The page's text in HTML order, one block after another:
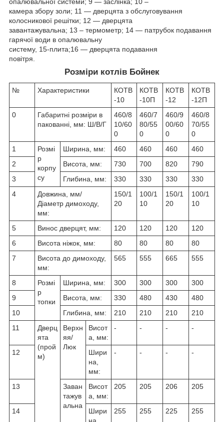
камера збору золи; 11 — дверцята з обслуговування
колосникової решітки; 12 — дверцята
завантажувальна; 13 – термометр; 14 — патрубок подавання
гарячої води в опалювальну
систему, 15-плита;16 — дверцята подавання
повітря.
Розміри котлів Бойнек
№ Характеристики
КОТВ
-10
КОТВ
-10П
КОТВ
-12
КОТВ
-12П
0
Габаритні розміри в
пакованні, мм: Ш/В/Г
460/8
10/60
0
460/7
80/55
0
460/9
00/60
0
460/8
70/55
0
1
Розмі
р
корпу
су
Ширина, мм: 460 460 460
460
2
Висота, мм: 730 700 820
790
3
Глибина, мм: 330 330 330
330
4
Довжина, мм/
Діаметр димоходу,
мм:
150/1
20
100/1
10
150/1
20
100/1
10
5 Винос дверцят, мм: 120 120 120
120
6
Висота ніжок, мм: 80 80 80
80
7
Висота до димоходу,
мм:
565 555 665 555
8
Розмі
р
топки
Ширина, мм: 300 300 300
300
9
Висота, мм: 330 480 430
480
10
Глибина, мм: 210 210 210
210
11
Дверц
ята
(прой
м)
Верхн
яя/
Люк
Висот
а, мм:
- - - -
12
Шири
на,
мм:
- - - -
13
Заван
тажув
альна
Висот
а, мм:
205 205 206 205
14
Шири
на,
255 255 225 255